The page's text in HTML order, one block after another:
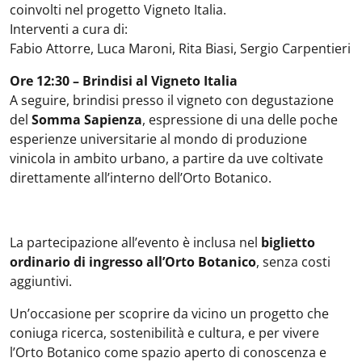
coinvolti nel progetto Vigneto Italia.
Interventi a cura di:
Fabio Attorre, Luca Maroni, Rita Biasi, Sergio Carpentieri
Ore 12:30 – Brindisi al Vigneto Italia
A seguire, brindisi presso il vigneto con degustazione
del Somma Sapienza, espressione di una delle poche
esperienze universitarie al mondo di produzione
vinicola in ambito urbano, a partire da uve coltivate
direttamente all’interno dell’Orto Botanico.
La partecipazione all’evento è inclusa nel biglietto
ordinario di ingresso all’Orto Botanico, senza costi
aggiuntivi.
Un’occasione per scoprire da vicino un progetto che
coniuga ricerca, sostenibilità e cultura, e per vivere
l’Orto Botanico come spazio aperto di conoscenza e